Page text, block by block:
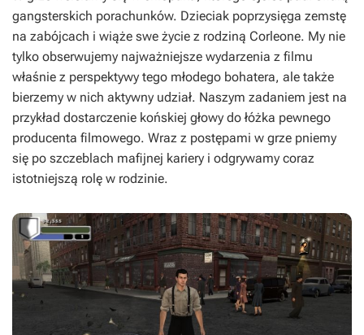
gangsterskich porachunków. Dzieciak poprzysięga zemstę
na zabójcach i wiąże swe życie z rodziną Corleone. My nie
tylko obserwujemy najważniejsze wydarzenia z filmu
właśnie z perspektywy tego młodego bohatera, ale także
bierzemy w nich aktywny udział. Naszym zadaniem jest na
przykład dostarczenie końskiej głowy do łóżka pewnego
producenta filmowego. Wraz z postępami w grze pniemy
się po szczeblach mafijnej kariery i odgrywamy coraz
istotniejszą rolę w rodzinie.